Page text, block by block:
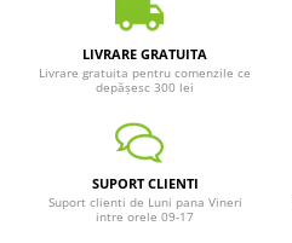
LIVRARE GRATUITA
Livrare gratuita pentru comenzile ce
depășesc 300 lei
SUPORT CLIENTI
Suport clienti de Luni pana Vineri
intre orele 09-17